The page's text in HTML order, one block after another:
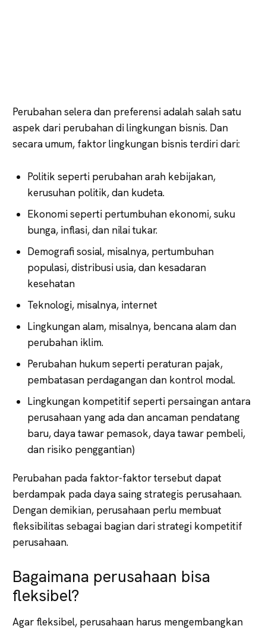
Perubahan selera dan preferensi adalah salah satu
aspek dari perubahan di lingkungan bisnis. Dan
secara umum, faktor lingkungan bisnis terdiri dari:
Politik seperti perubahan arah kebijakan,
kerusuhan politik, dan kudeta.
Ekonomi seperti pertumbuhan ekonomi, suku
bunga, inflasi, dan nilai tukar.
Demografi sosial, misalnya, pertumbuhan
populasi, distribusi usia, dan kesadaran
kesehatan
Teknologi, misalnya, internet
Lingkungan alam, misalnya, bencana alam dan
perubahan iklim.
Perubahan hukum seperti peraturan pajak,
pembatasan perdagangan dan kontrol modal.
Lingkungan kompetitif seperti persaingan antara
perusahaan yang ada dan ancaman pendatang
baru, daya tawar pemasok, daya tawar pembeli,
dan risiko penggantian)
Perubahan pada faktor-faktor tersebut dapat
berdampak pada daya saing strategis perusahaan.
Dengan demikian, perusahaan perlu membuat
fleksibilitas sebagai bagian dari strategi kompetitif
perusahaan.
Bagaimana perusahaan bisa
fleksibel?
Agar fleksibel, perusahaan harus mengembangkan